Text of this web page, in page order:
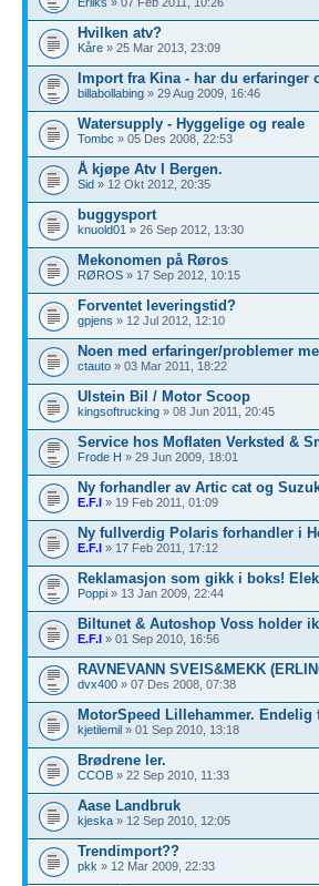
Hvilken atv?
Kåre » 25 Mar 2013, 23:09
Import fra Kina - har du erfaringer
billabollabing » 29 Aug 2009, 16:46
Watersupply - Hyggelige og reale
Tombc » 05 Des 2008, 22:53
Å kjøpe Atv I Bergen.
Sid » 12 Okt 2012, 20:35
buggysport
knuold01 » 26 Sep 2012, 13:30
Mekonomen på Røros
RØROS » 17 Sep 2012, 10:15
Forventet leveringstid?
gpjens » 12 Jul 2012, 12:10
Noen med erfaringer/problemer
ctauto » 03 Mar 2011, 18:22
Ulstein Bil / Motor Scoop
kingsoftrucking » 08 Jun 2011, 20:45
Service hos Moflaten Verksted &
Frode H » 29 Jun 2009, 18:01
Ny forhandler av Artic cat og
E.F.I » 19 Feb 2011, 01:09
Ny fullverdig Polaris forhandler i
E.F.I » 17 Feb 2011, 17:12
Reklamasjon som gikk i boks!
Poppi » 13 Jan 2009, 22:44
Biltunet & Autoshop Voss holder
E.F.I » 01 Sep 2010, 16:56
RAVNEVANN SVEIS&MEKK
dvx400 » 07 Des 2008, 07:38
MotorSpeed Lillehammer. Endelig
kjetilemil » 01 Sep 2010, 13:18
Brødrene ler.
CCOB » 22 Sep 2010, 11:33
Aase Landbruk
kjeska » 12 Sep 2010, 12:05
Trendimport??
pkk » 12 Mar 2009, 22:33